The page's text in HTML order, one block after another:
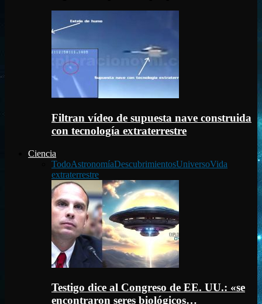
Filtran vídeo de supuesta nave construida
con tecnología extraterrestre
Ciencia
TodoAstronomíaDescubrimientosUniversoVida
extraterrestre
Testigo dice al Congreso de EE. UU.: «se
encontraron seres biológicos…